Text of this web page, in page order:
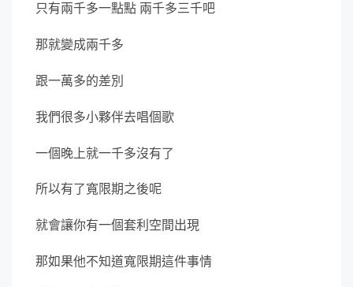
只有兩千多一點點 兩千多三千吧
那就變成兩千多
跟一萬多的差別
我們很多小夥伴去唱個歌
一個晚上就一千多沒有了
所以有了寬限期之後呢
就會讓你有一個套利空間出現
那如果他不知道寬限期這件事情